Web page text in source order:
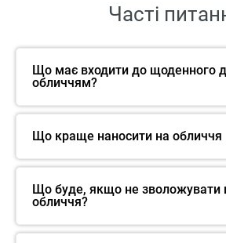
Часті
Що має входити до щоденного
обличчям?
Що краще наносити на обличчя
Що буде, якщо не зволожувати
обличчя?